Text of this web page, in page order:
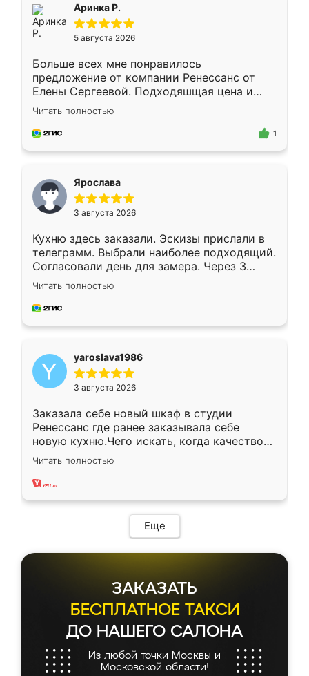
Аринка Р.
5 августа 2026
Больше всех мне понравилось
предложение от компании Ренессанс от
Елены Сергеевой. Подходяшщая цена и
короткие сроки изготовления. Приехавший
для замера сотрудник Владислав
предложил по моему эскизу самый
Читать полностью
1
Ярослава
3 августа 2026
Кухню здесь заказали. Эскизы прислали в
телеграмм. Выбрали наиболее подходящий.
Согласовали день для замера. Через 3
недели кухня была уже готова. Остались
довольны работой. Спасибо Ренессанс
мебель за качественную работу!
Читать полностью
yaroslava1986
3 августа 2026
Заказала себе новый шкаф в студии
Ренессанс где ранее заказывала себе
новую кухню.Чего искать, когда качеством
вполне довольна. Служит кухня уже почти
два года, нареканий нет.
Читать полностью
Еще
ЗАКАЗАТЬ
БЕСПЛАТНОЕ ТАКСИ
ДО НАШЕГО САЛОНА
Из любой точки Москвы и
Московской области!